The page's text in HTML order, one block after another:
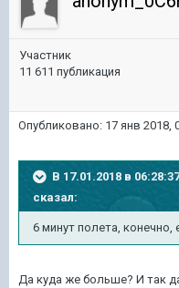
Участник
11 611 публикация
Опубликовано: 17 янв 2018,
В 17.01.2018 в
сказал:
6 минут полета, конечно,
Да куда же больше? И так